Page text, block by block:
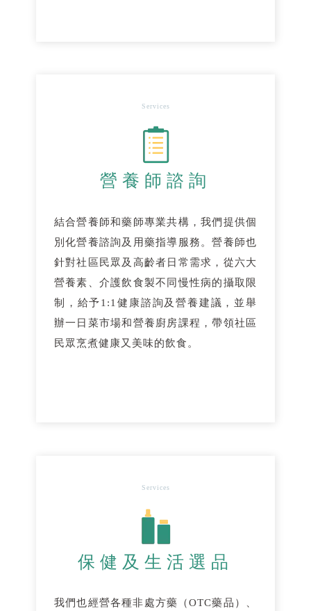
Services
營養師諮詢
結合營養師和藥師專業共構，我們提供個
別化營養諮詢及用藥指導服務。營養師也
針對社區民眾及高齡者日常需求，從六大
營養素、介護飲食製不同慢性病的攝取限
制，給予1:1健康諮詢及營養建議，並舉
辦一日菜市場和營養廚房課程，帶領社區
民眾烹煮健康又美味的飲食。
Services
保健及生活選品
我們也經營各種非處方藥（OTC藥品）、